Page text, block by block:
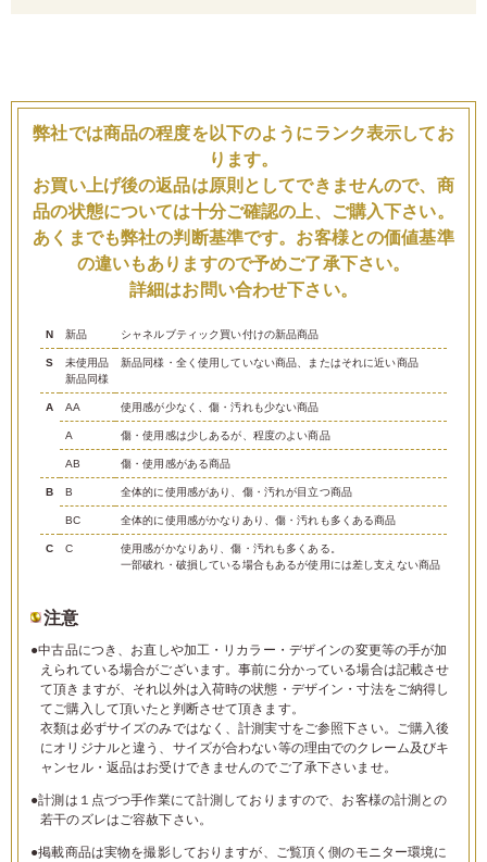
弊社では商品の程度を以下のようにランク表示してお
ります。
お買い上げ後の返品は原則としてできませんので、商
品の状態については十分ご確認の上、ご購入下さい。
あくまでも弊社の判断基準です。お客様との価値基準
の違いもありますので予めご了承下さい。
詳細はお問い合わせ下さい。
N 新品 シャネルブティック買い付けの新品商品
S
未使用品
新品同様
新品同様・全く使用していない商品、またはそれに近い商品
A AA 使用感が少なく、傷・汚れも少ない商品
A 傷・使用感は少しあるが、程度のよい商品
AB 傷・使用感がある商品
B B 全体的に使用感があり、傷・汚れが目立つ商品
BC 全体的に使用感がかなりあり、傷・汚れも多くある商品
C C
使用感がかなりあり、傷・汚れも多くある。
一部破れ・破損している場合もあるが使用には差し支えない商品
注意
●中古品につき、お直しや加工・リカラー・デザインの変更等の手が加
えられている場合がございます。事前に分かっている場合は記載させ
て頂きますが、それ以外は入荷時の状態・デザイン・寸法をご納得し
てご購入して頂いたと判断させて頂きます。
衣類は必ずサイズのみではなく、計測実寸をご参照下さい。ご購入後
にオリジナルと違う、サイズが合わない等の理由でのクレーム及びキ
ャンセル・返品はお受けできませんのでご了承下さいませ。
●計測は１点づつ手作業にて計測しておりますので、お客様の計測との
若干のズレはご容赦下さい。
●掲載商品は実物を撮影しておりますが、ご覧頂く側のモニター環境に